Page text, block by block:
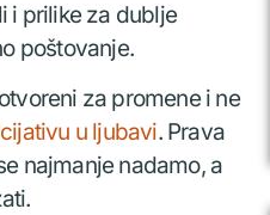
i prilike za dublje
poštovanje.
za promene i ne
u ljubavi. Prava
najmanje nadamo, a